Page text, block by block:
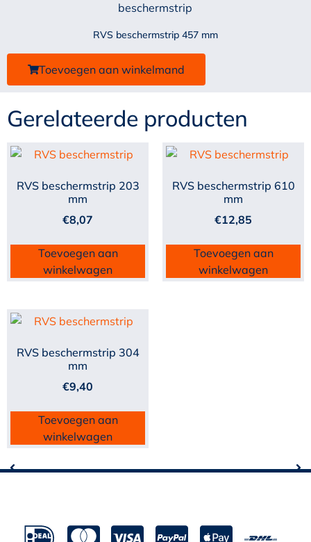
RVS beschermstrip 457 mm
Toevoegen aan winkelmand
Gerelateerde producten
RVS beschermstrip 203
mm
€8,07
Toevoegen aan
winkelwagen
RVS beschermstrip 610
mm
€12,85
Toevoegen aan
winkelwagen
RVS beschermstrip 304
mm
€9,40
Toevoegen aan
winkelwagen